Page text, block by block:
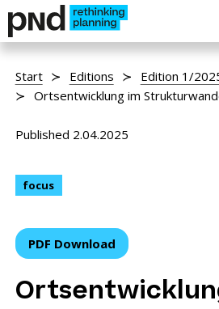
Start Editions
Edition 1/
Ortsentwicklung im
Published 2.04.2025
focus
PDF Download